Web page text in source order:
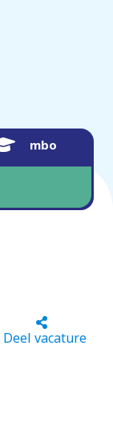
mbo
Deel vacature